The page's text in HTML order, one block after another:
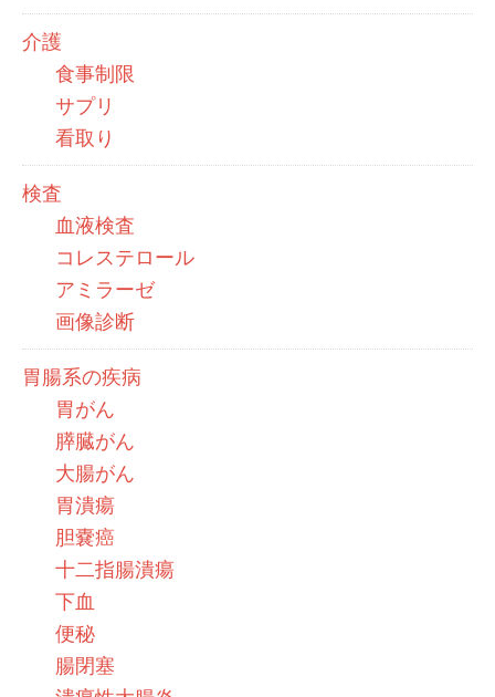
介護
食事制限
サプリ
看取り
検査
血液検査
コレステロール
アミラーゼ
画像診断
胃腸系の疾病
胃がん
膵臓がん
大腸がん
胃潰瘍
胆嚢癌
十二指腸潰瘍
下血
便秘
腸閉塞